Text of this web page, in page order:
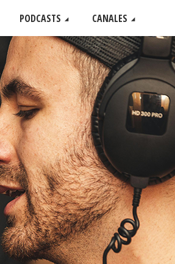
PODCASTS CANALES